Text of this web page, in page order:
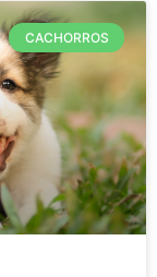
CACHORROS